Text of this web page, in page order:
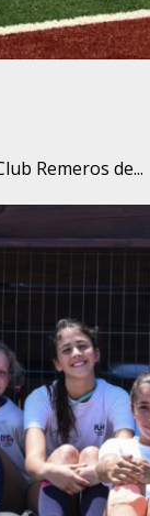
Remeros de...